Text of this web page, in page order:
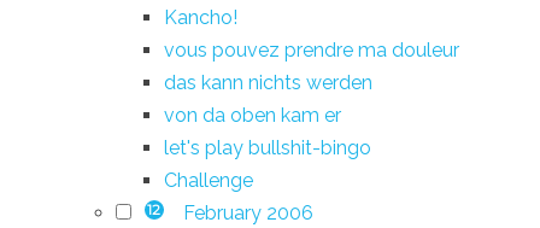
Kancho!
vous pouvez prendre ma douleur
das kann nichts werden
von da oben kam er
let's play bullshit-bingo
Challenge
12 February 2006